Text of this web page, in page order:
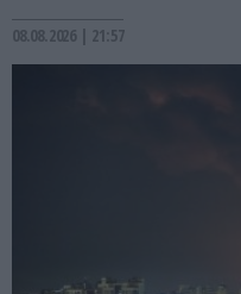
08.08.2026 | 21:57